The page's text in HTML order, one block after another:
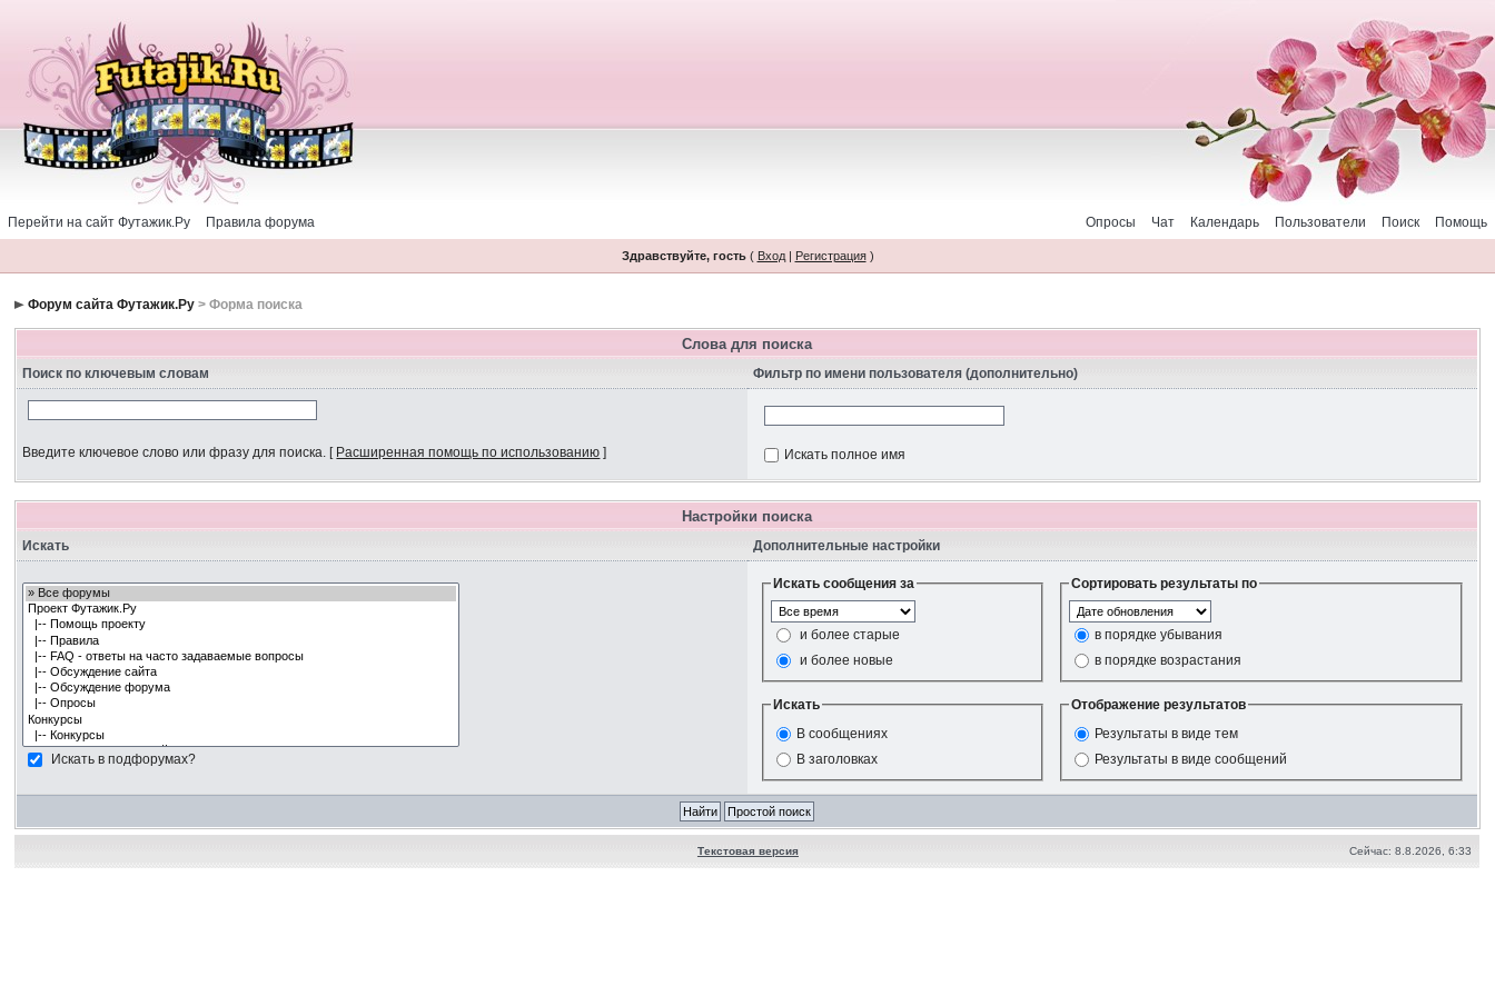
Перейти на сайт Футажик.Ру Правила форума Помощь
Поиск
Пользователи
Календарь
Чат
Опросы
Здравствуйте, гость( Вход| Регистрация)
Форум сайта Футажик.Ру > Форма поиска
Слова для поиска
Поиск по ключевым словам Фильтр по имени пользователя (дополнительно)
Введите ключевое слово или фразу для поиска. [ Расширенная помощь по использованию ] Искать полное имя
Настройки поиска
Искать Дополнительные настройки
Искать в подфорумах?
Искать сообщения за
и более старые
и более новые
Сортировать результаты по
в порядке убывания
в порядке возрастания
Искать
В сообщениях
В заголовках
Отображение результатов
Результаты в виде тем
Результаты в виде сообщений
Текстовая версия Сейчас: 8.8.2026, 6:33